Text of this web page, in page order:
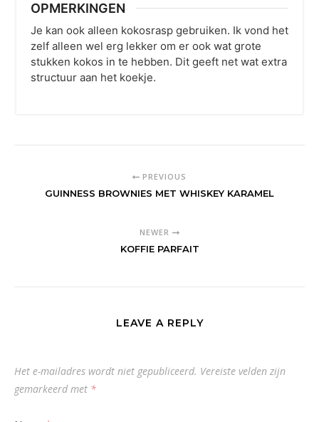
OPMERKINGEN
Je kan ook alleen kokosrasp gebruiken. Ik vond het
zelf alleen wel erg lekker om er ook wat grote
stukken kokos in te hebben. Dit geeft net wat extra
structuur aan het koekje.
PREVIOUS
GUINNESS BROWNIES MET WHISKEY KARAMEL
NEWER
KOFFIE PARFAIT
LEAVE A REPLY
Het e-mailadres wordt niet gepubliceerd. Vereiste velden zijn
gemarkeerd met *